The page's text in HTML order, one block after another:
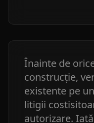
Înainte de
construcție,
existente pe
litigii
autorizare.